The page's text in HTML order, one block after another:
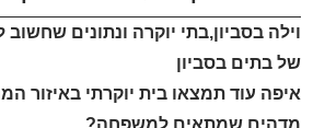
וילה בסביון,בתי יוקרה ונתונים
של בתים בסביון
איפה עוד תמצאו בית יוקרתי באיזור
מדהים שמתאים למשפחה?